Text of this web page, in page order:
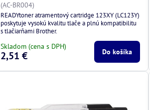
(AC-BR004)
READYtoner atramentový cartridge 123XY (LC123Y)
poskytuje vysokú kvalitu tlače a plnú kompatibilitu
s tlačiarňami Brother.
Skladom (cena s DPH)
2,51 € Do košíka